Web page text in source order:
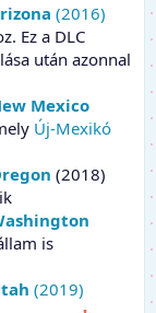
(2016)
Ez a DLC
után azonnal
Mexico
Új-Mexikó
(2018)
is
(2019)